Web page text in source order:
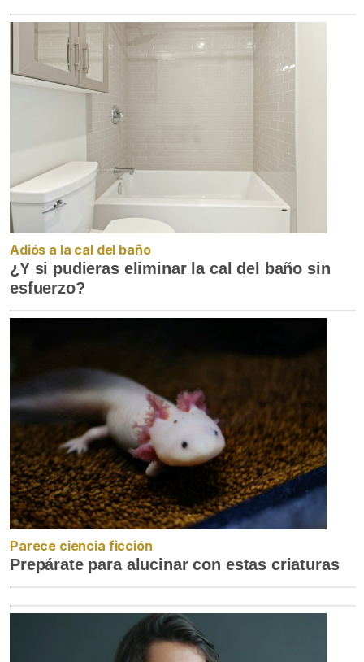
Adiós a la cal del baño
¿Y si pudieras eliminar la cal del baño sin
esfuerzo?
Parece ciencia ficción
Prepárate para alucinar con estas criaturas